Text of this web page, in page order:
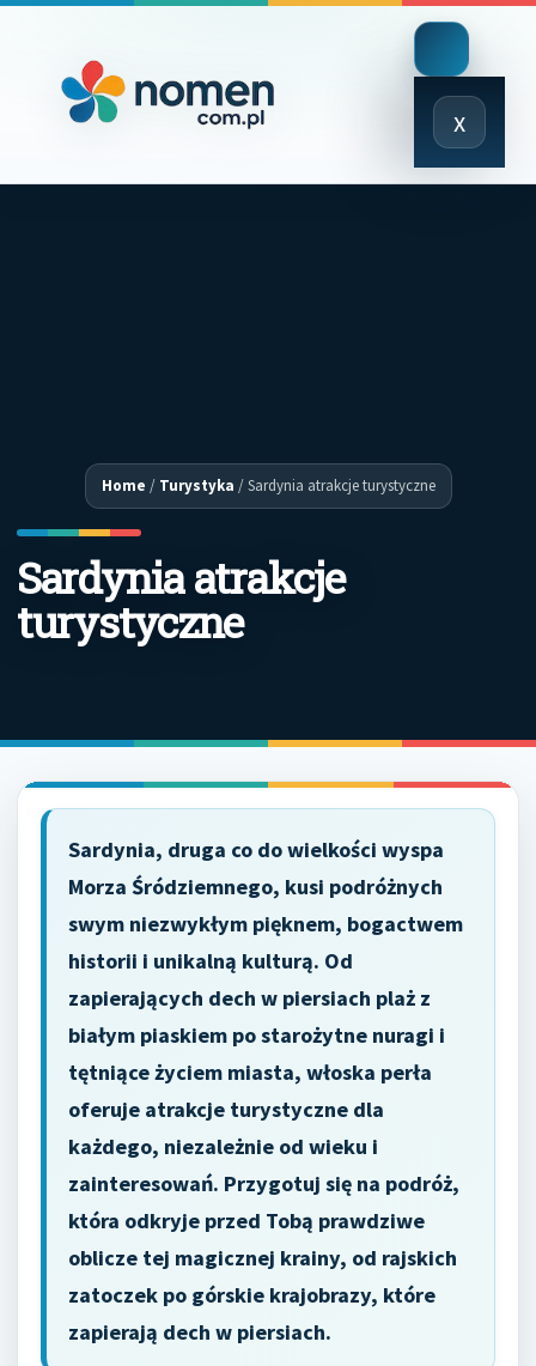
x
Close
Menu
Home / Turystyka /Sardynia atrakcje turystyczne
Sardynia atrakcje
turystyczne
Sardynia, druga co do wielkości wyspa
Morza Śródziemnego, kusi podróżnych
swym niezwykłym pięknem, bogactwem
historii i unikalną kulturą. Od
zapierających dech w piersiach plaż z
białym piaskiem po starożytne nuragi i
tętniące życiem miasta, włoska perła
oferuje atrakcje turystyczne dla
każdego, niezależnie od wieku i
zainteresowań. Przygotuj się na podróż,
która odkryje przed Tobą prawdziwe
oblicze tej magicznej krainy, od rajskich
zatoczek po górskie krajobrazy, które
zapierają dech w piersiach.